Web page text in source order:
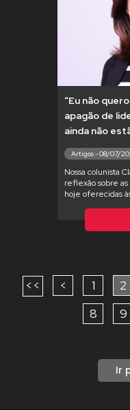
“Eu não
apagão de
ainda não
Artigos - 08/07/
Nossa colunista
reflexão sobre
hoje oferecidas
<< < 1 2
8
9
Ir